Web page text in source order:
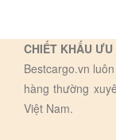
CHIẾT KHẤU
Bestcargo.vn
hàng thường
Việt Nam.